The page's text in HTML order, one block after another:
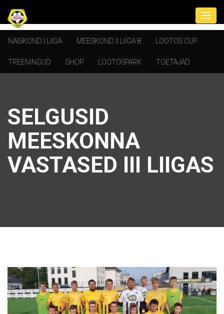
NAISKOND I LIIGA MEESKOND II LIIGA B LOOTOS CUP
TREENINGUD SHOP LOOTOSPARK TOETAJAD
SELGUSID
MEESKONNA
VASTASED III LIIGAS